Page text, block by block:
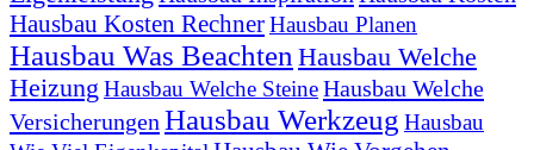
Hausbau Kosten RechnerHausbau Planen
Hausbau Was Beachten Hausbau Welche
Heizung Hausbau Welche SteineHausbau Welche
Versicherungen Hausbau Werkzeug Hausbau